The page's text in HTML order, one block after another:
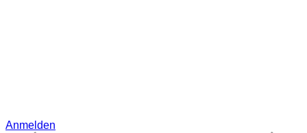
Anmelden